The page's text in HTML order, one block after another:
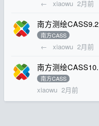
← xiaowu 2月前
南方测绘
南方CASS
← xiaowu 2月前
南方测绘
南方CASS
xiaowu 2月前